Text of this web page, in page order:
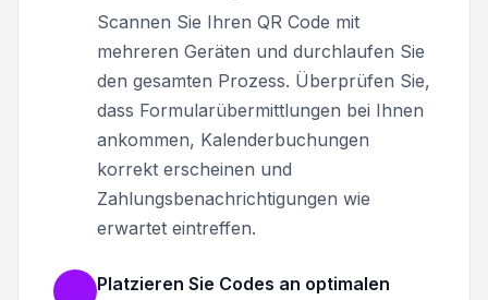
Scannen Sie Ihren QR Code mit
mehreren Geräten und durchlaufen Sie
den gesamten Prozess. Überprüfen Sie,
dass Formularübermittlungen bei Ihnen
ankommen, Kalenderbuchungen
korrekt erscheinen und
Zahlungsbenachrichtigungen wie
erwartet eintreffen.
Platzieren Sie Codes an optimalen